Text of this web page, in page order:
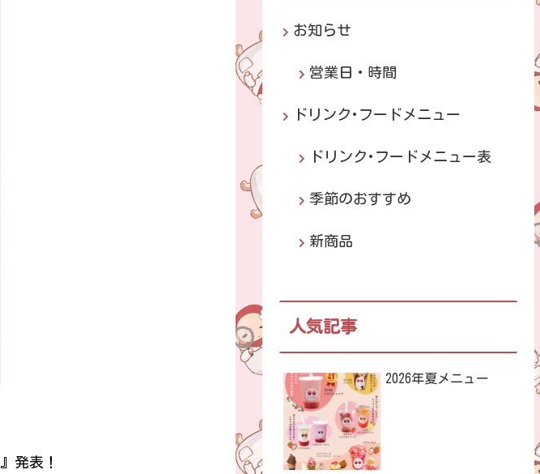
』発表！
お知らせ
営業日・時間
ドリンク･フードメニュー
ドリンク･フードメニュー表
季節のおすすめ
新商品
人気記事
2026年夏メニュー